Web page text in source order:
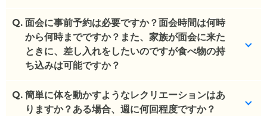
事前申請あればご家族同伴で外出可能です。
ご家族の同意があればおひとりでの外出も可能で
す。
Q. 面会に事前予約は必要ですか？面会時間は何時
から何時までですか？また、家族が面会に来た
ときに、差し入れをしたいのですが食べ物の持
ち込みは可能ですか？
事前連絡をして頂くとスムーズです。9:00～17:00
の間で面会可能です。
Q. 簡単に体を動かすようなレクリエーションはあ
りますか？ある場合、週に何回程度ですか？